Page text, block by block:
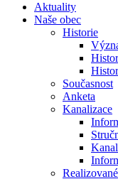
Aktuality
Naše obec
Historie
Současnost
Anketa
Kanalizace